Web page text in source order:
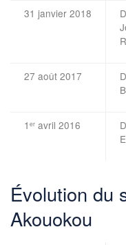
31 janvier 2018
27 août 2017
1 er avril 2016
Évolution du
Akouokou